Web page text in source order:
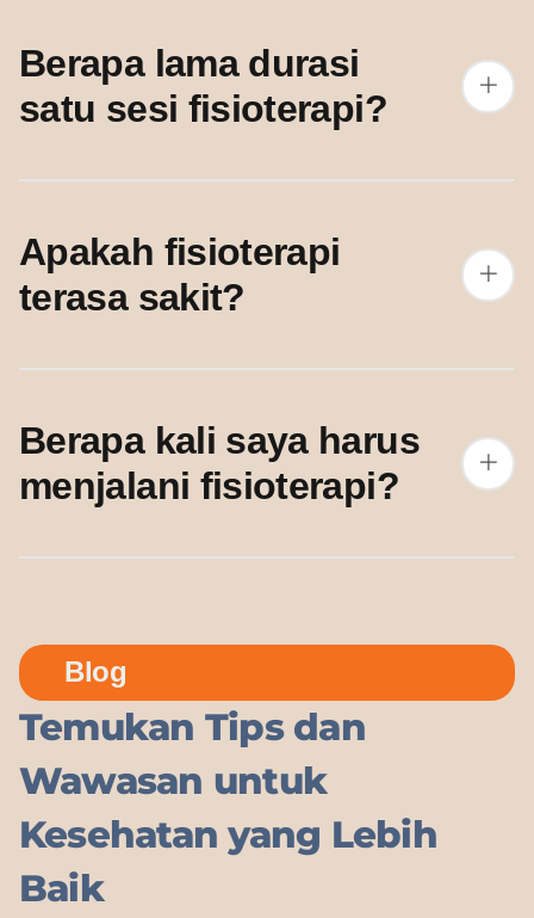
Berapa lama durasi
satu sesi fisioterapi?
Apakah fisioterapi
terasa sakit?
Berapa kali saya harus
menjalani fisioterapi?
Blog
Temukan Tips dan
Wawasan untuk
Kesehatan yang Lebih
Baik